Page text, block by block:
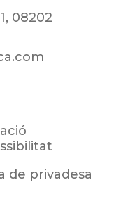
08202
de privadesa